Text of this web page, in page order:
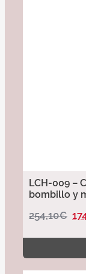
LCH-009 –
bombillo y
254,10€